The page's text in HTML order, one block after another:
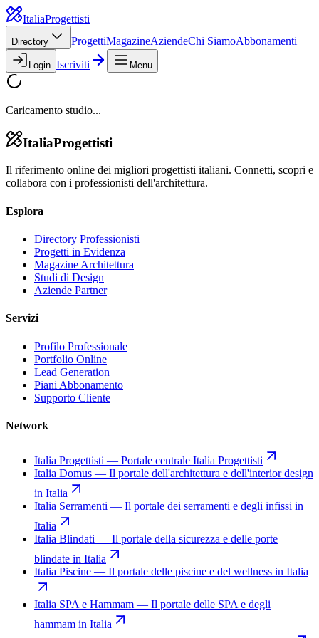
ItaliaProgettisti
Directory ProgettiMagazineAziendeChi SiamoAbbonamenti
Login Iscriviti Menu
Caricamento studio...
ItaliaProgettisti
Il riferimento online dei migliori progettisti italiani. Connetti, scopri e
collabora con i professionisti dell'architettura.
Esplora
Directory Professionisti
Progetti in Evidenza
Magazine Architettura
Studi di Design
Aziende Partner
Servizi
Profilo Professionale
Portfolio Online
Lead Generation
Piani Abbonamento
Supporto Cliente
Network
Italia Progettisti — Portale centrale Italia Progettisti
Italia Domus — Il portale dell'architettura e dell'interior design
in Italia
Italia Serramenti — Il portale dei serramenti e degli infissi in
Italia
Italia Blindati — Il portale della sicurezza e delle porte
blindate in Italia
Italia Piscine — Il portale delle piscine e del wellness in Italia
Italia SPA e Hammam — Il portale delle SPA e degli
hammam in Italia